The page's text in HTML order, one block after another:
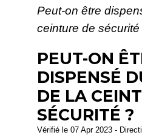
Peut-on être
ceinture de sécurité
PEUT-ON
DISPENSÉ
DE LA
SÉCURITÉ ?
Vérifié le 07 Apr 2023 -